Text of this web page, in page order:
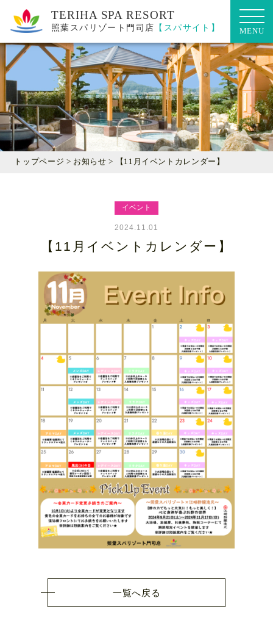
照葉スパリゾート門司店 【スパサイト】
トップ
お知らせ
営業案内
採用情報
アクセスはこちら
トップページ > お知らせ > 【11月イベントカレンダー】
イベント
2024.11.01
【11月イベントカレンダー】
一覧へ戻る